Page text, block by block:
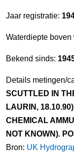
Jaar registratie:
Waterdiepte boven
Bekend sinds:
Details metingen/
SCUTTLED IN
LAURIN,
CHEMICAL
NOT KNOWN).
Bron: UK